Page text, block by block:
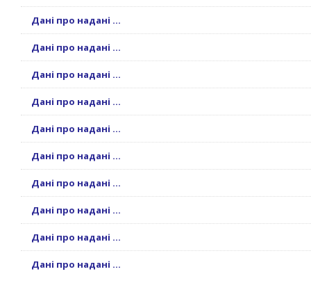
Дані про надані ...
Дані про надані ...
Дані про надані ...
Дані про надані ...
Дані про надані ...
Дані про надані ...
Дані про надані ...
Дані про надані ...
Дані про надані ...
Дані про надані ...